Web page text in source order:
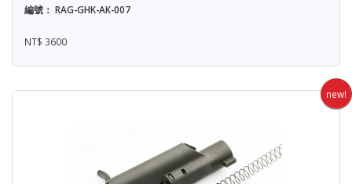
編號： RAG-GHK-AK-007
NT$ 3600
new!